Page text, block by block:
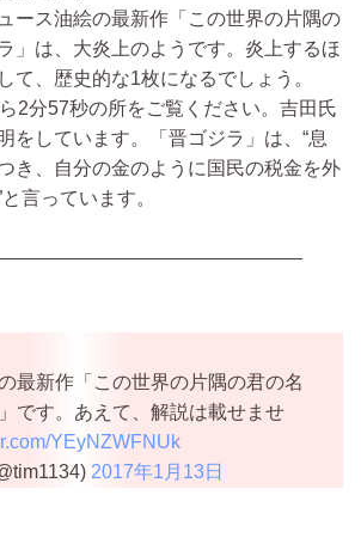
ース油絵の最新作「この世界の片隅の
」は、大炎上のようです。炎上するほ
て、歴史的な1枚になるでしょう。
2分57秒の所をご覧ください。吉田氏
をしています。「晋ゴジラ」は、“息
き、自分の金のように国民の税金を外
言っています。
最新作「この世界の片隅の君の名
です。あえて、解説は載せませ
YEyNZWFNUk
2017年1月13日